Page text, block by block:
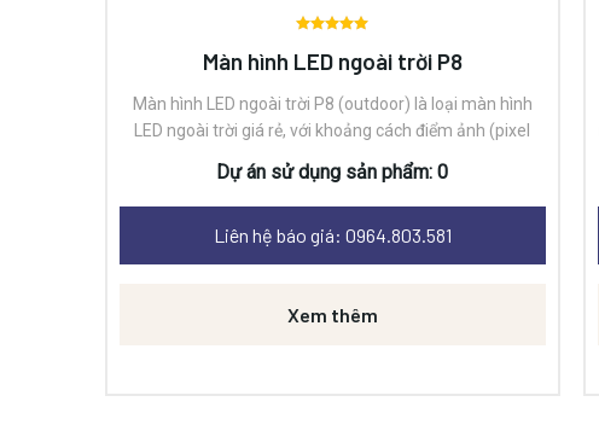
Được
xếp
5.005
sao
Màn hình LED ngoài trời P8
Màn hình LED ngoài trời P8 (outdoor) là loại màn hình
LED ngoài trời giá rẻ, với khoảng cách điểm ảnh (pixel
hàng, trường học, nhà ga, sân bay, chạy quảng cáo ngoài
trời.Mật độ điểm ảnh:15.800 dots/m2.Góc tối thiểu
ngang/dọc:120/100Công suất trung bình:
700W/m2Khoảng cách nhìn rõ: >8mKháng nước chịu
Dự án sử dụng sản phẩm: 0
Liên hệ báo giá: 0964.803.581
Xem thêm